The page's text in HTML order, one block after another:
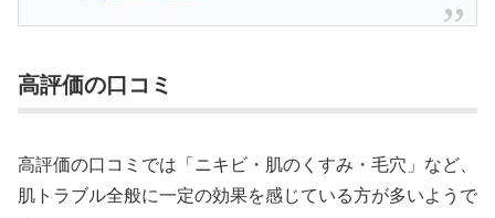
高評価の口コミ
高評価の口コミでは「ニキビ・肌のくすみ・毛穴」など、
肌トラブル全般に一定の効果を感じている方が多いようで